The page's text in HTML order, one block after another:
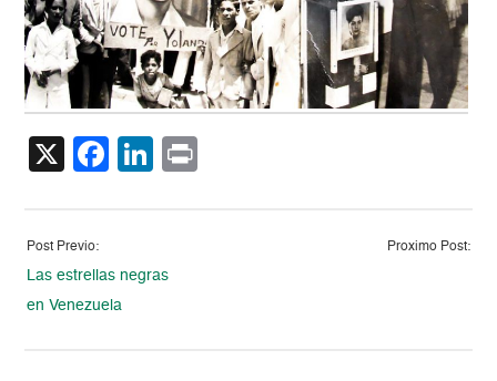
X Facebook
LinkedIn
Post Previo:
Las estrellas negras
en Venezuela
Proximo Post: